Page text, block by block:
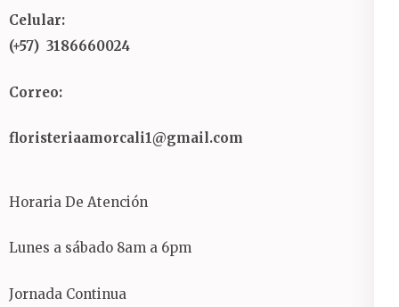
Celular:
(+57) 3186660024
Correo:
floristeriaamorcali1@gmail.com
Horaria De Atención
Lunes a sábado 8am a 6pm
Jornada Continua